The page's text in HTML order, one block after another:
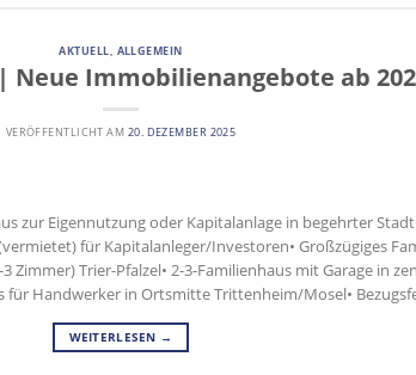
AKTUELL, ALLGEMEIN
| Neue Immobilienangebote ab
VERÖFFENTLICHT AM 20. DEZEMBER 2025
zur Eigennutzung oder Kapitalanlage in begehrter
für Kapitalanleger/Investoren• Großzügiges
Trier-Pfalzel• 2-3-Familienhaus mit Garage in
für Handwerker in Ortsmitte Trittenheim/Mosel•
WEITERLESEN →